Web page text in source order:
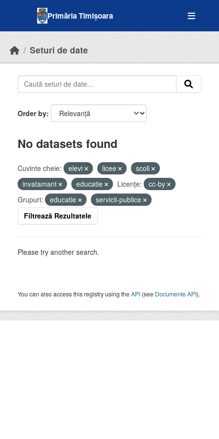
Primăria Timișoara
Seturi de date
Order by
No datasets found
Cuvinte cheie: elevi licee
scoli
invatamant
educatie Licenţe:
cc-by
Grupuri:
educatie
servicii-publice
Filtrează Rezultatele
Please try another search.
You can also access this registry using theAPI (see Documente API).